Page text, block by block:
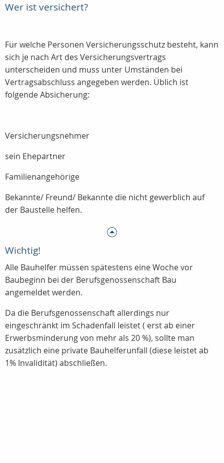
Wer ist versichert?
Für welche Personen Versicherungsschutz besteht, kann
sich je nach Art des Versicherungsvertrags
unterscheiden und muss unter Umständen bei
Vertragsabschluss angegeben werden. Üblich ist
folgende Absicherung:
Versicherungsnehmer
sein Ehepartner
Familienangehörige
Bekannte/ Freund/ Bekannte die nicht gewerblich auf
der Baustelle helfen.
Wichtig!
Alle Bauhelfer müssen spätestens eine Woche vor
Baubeginn bei der Berufsgenossenschaft Bau
angemeldet werden.
Da die Berufsgenossenschaft allerdings nur
eingeschränkt im Schadenfall leistet ( erst ab einer
Erwerbsminderung von mehr als 20 %), sollte man
zusätzlich eine private Bauhelferunfall (diese leistet ab
1% Invalidität) abschließen.